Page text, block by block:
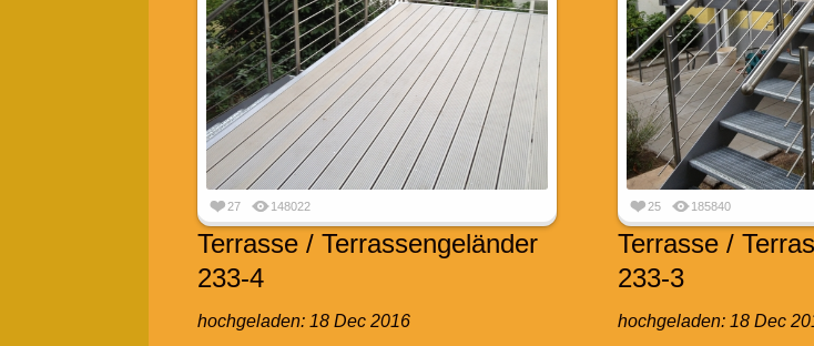
27 148022
Terrasse / Terrassengeländer
233-4
hochgeladen: 18 Dec 2016
25 185840
Terrasse /
233-3
hochgeladen: 18 Dec